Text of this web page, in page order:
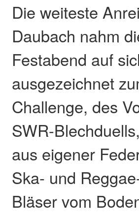
Die weiteste
Daubach nahm
Festabend auf
ausgezeichnet
Challenge, des
SWR-
aus eigener
Ska- und
Bläser vom